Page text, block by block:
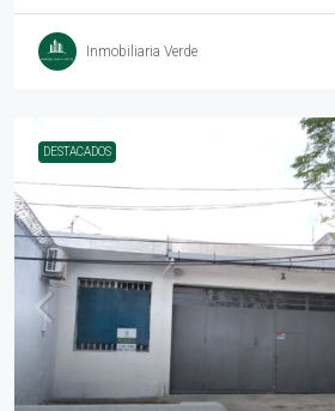
Inmobiliaria Verde
DESTACADOS